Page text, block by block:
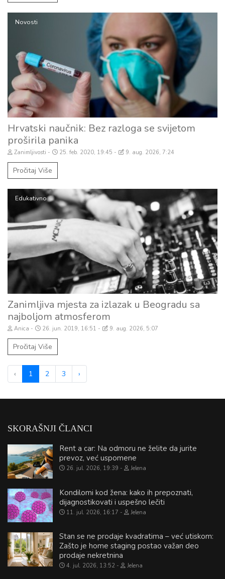
Novosti
Hrvatski naučnik: Bez razloga se svijetom
proširila panika
Zanimljivosti 25. feb. 2020, 19:45 9. aug. 2026, 7:24
Pročitaj Više
Edukativno
Zanimljiva mjesta za izlazak u Beogradu sa
najboljom atmosferom
Anica 26. jun. 2019, 16:51 9. aug. 2026, 5:07
Pročitaj Više
‹ 1 2 3 ›
SKORAŠNJI ČLANCI
Rent a car: Na odmoru ne želite da jurite
prevoz, već uspomene
26. jul. 2026, 19:39 Jelena
Kondilomi kod žena: kako ih prepoznati,
dijagnostikovati i uspešno lečiti
11. jul. 2026, 16:17 Jelena
Stan se ne prodaje kvadratima – već utiskom:
Zašto je home staging postao važan deo
prodaje nekretnina
4. jul. 2026, 13:52 Jelena